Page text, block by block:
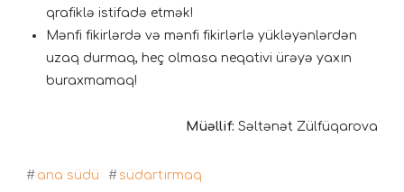
qrafiklə istifadə etmək!
Mənfi fikirlərdə və mənfi fikirlərlə yükləyənlərdən
uzaq durmaq, heç olmasa neqativi ürəyə yaxın
buraxmamaq! ⠀
Müəllif: Səltənət Zülfüqarova
# ana südü # südartırmaq